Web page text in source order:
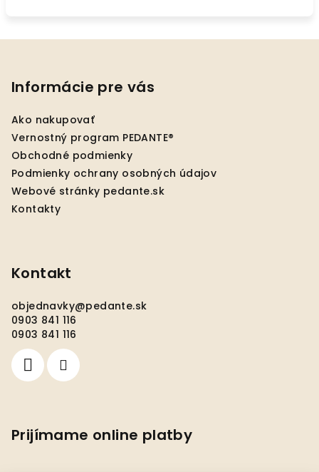
Informácie pre vás
Ako nakupovať
Vernostný program PEDANTE®
Obchodné podmienky
Podmienky ochrany osobných údajov
Webové stránky pedante.sk
Kontakty
Kontakt
objednavky@pedante.sk
0903 841 116
0903 841 116
Prijímame online platby